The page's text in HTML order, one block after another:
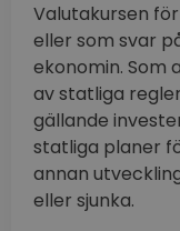
Valutakursen
eller som svar
ekonomin. Som
av statliga
gällande
statliga planer
annan
eller sjunka.